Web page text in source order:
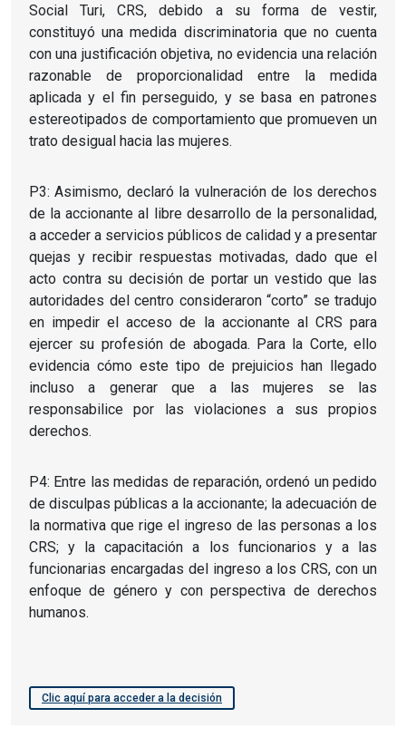
Social Turi, CRS, debido a su forma de vestir,
constituyó una medida discriminatoria que no cuenta
con una justificación objetiva, no evidencia una relación
razonable de proporcionalidad entre la medida
aplicada y el fin perseguido, y se basa en patrones
estereotipados de comportamiento que promueven un
trato desigual hacia las mujeres.
P3: Asimismo, declaró la vulneración de los derechos
de la accionante al libre desarrollo de la personalidad,
a acceder a servicios públicos de calidad y a presentar
quejas y recibir respuestas motivadas, dado que el
acto contra su decisión de portar un vestido que las
autoridades del centro consideraron “corto” se tradujo
en impedir el acceso de la accionante al CRS para
ejercer su profesión de abogada. Para la Corte, ello
evidencia cómo este tipo de prejuicios han llegado
incluso a generar que a las mujeres se las
responsabilice por las violaciones a sus propios
derechos.
P4: Entre las medidas de reparación, ordenó un pedido
de disculpas públicas a la accionante; la adecuación de
la normativa que rige el ingreso de las personas a los
CRS; y la capacitación a los funcionarios y a las
funcionarias encargadas del ingreso a los CRS, con un
enfoque de género y con perspectiva de derechos
humanos.
Clic aquí para acceder a la decisión